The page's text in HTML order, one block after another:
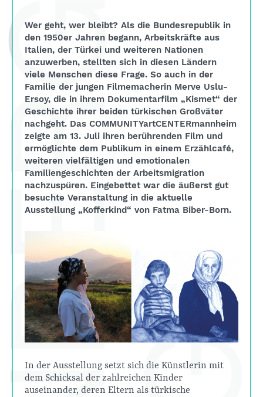
Wer geht, wer bleibt? Als die Bundesrepublik in
den 1950er Jahren begann, Arbeitskräfte aus
Italien, der Türkei und weiteren Nationen
anzuwerben, stellten sich in diesen Ländern
viele Menschen diese Frage. So auch in der
Familie der jungen Filmemacherin Merve Uslu-
Ersoy, die in ihrem Dokumentarfilm „Kismet“ der
Geschichte ihrer beiden türkischen Großväter
nachgeht. Das COMMUNITYartCENTERmannheim
zeigte am 13. Juli ihren berührenden Film und
ermöglichte dem Publikum in einem Erzählcafé,
weiteren vielfältigen und emotionalen
Familiengeschichten der Arbeitsmigration
nachzuspüren. Eingebettet war die äußerst gut
besuchte Veranstaltung in die aktuelle
Ausstellung „Kofferkind“ von Fatma Biber-Born.
In der Ausstellung setzt sich die Künstlerin mit
dem Schicksal der zahlreichen Kinder
auseinander, deren Eltern als türkische